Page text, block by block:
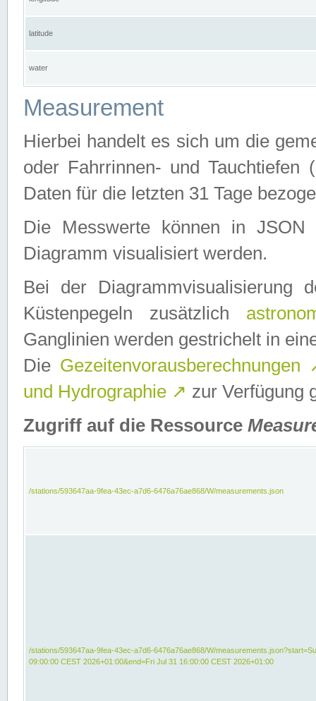
latitude
water
Measurement
Hierbei handelt es sich um die
oder Fahrrinnen- und Tauchtiefen
Daten für die letzten 31 Tage
Die Messwerte können in
Diagramm visualisiert werden.
Bei der Diagrammvisualisierung
Küstenpegeln zusätzlich
Ganglinien werden gestrichelt in
Die Gezeitenvorausberechnungen
und Hydrographie ↗ zur Verfügung
Zugriff auf die Ressource
/stations/593647aa-9fea-43ec-a7d6-6476a76ae868/W/measurements.json
/stations/593647aa-9fea-43ec-a7d6-6476a76ae868/W/
09:00:00 CEST 2026+01:00&end=Fri Jul 31 16:00:00 CEST 2026+01:00